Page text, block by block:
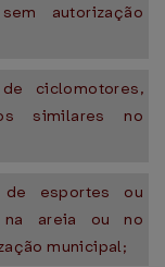
autorização
ciclomotores,
similares no
esportes ou
na areia ou no
municipal;